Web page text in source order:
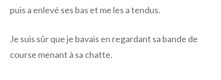
puis a enlevé ses bas et me les a tendus.
Je suis sûr que je bavais en regardant sa bande de
course menant à sa chatte.